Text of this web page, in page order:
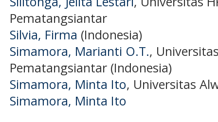
Pematangsiantar
Silvia, Firma (Indonesia)
Simamora, Marianti O.T.,
Pematangsiantar (Indonesia)
Simamora, Minta Ito, Universitas
Simamora, Minta Ito